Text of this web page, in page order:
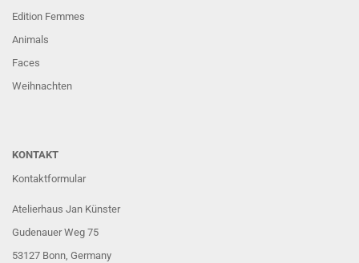
Edition Femmes
Animals
Faces
Weihnachten
KONTAKT
Kontaktformular
Atelierhaus Jan Künster
Gudenauer Weg 75
53127 Bonn, Germany